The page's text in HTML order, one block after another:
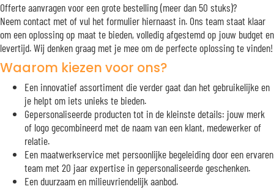
Offerte aanvragen voor een grote bestelling (meer dan 50 stuks)?
Neem contact met of vul het formulier hiernaast in. Ons team staat klaar
om een oplossing op maat te bieden, volledig afgestemd op jouw budget en
levertijd. Wij denken graag met je mee om de perfecte oplossing te vinden!
Waarom kiezen voor ons?
Een innovatief assortiment die verder gaat dan het gebruikelijke en
je helpt om iets unieks te bieden.
Gepersonaliseerde producten tot in de kleinste details: jouw merk
of logo gecombineerd met de naam van een klant, medewerker of
relatie.
Een maatwerkservice met persoonlijke begeleiding door een ervaren
team met 20 jaar expertise in gepersonaliseerde geschenken.
Een duurzaam en milieuvriendelijk aanbod.